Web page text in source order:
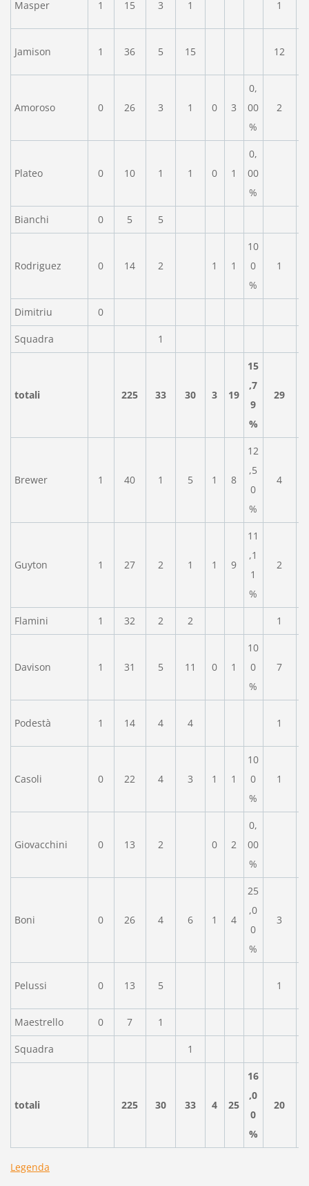
Masper 1 15 3 1 1
Jamison 1 36 5 15 12
Amoroso 0 26 3 1 0 3
0,
00
%
2
Plateo 0 10 1 1 0 1
0,
00
%
Bianchi 0 5 5
Rodriguez 0 14 2 1 1
10
0
%
1
Dimitriu 0
Squadra 1
totali 225 33 30 3 19
15
,7
9
%
29
Brewer 1 40 1 5 1 8
12
,5
0
%
4
Guyton 1 27 2 1 1 9
11
,1
1
%
2
Flamini 1 32 2 2 1
Davison 1 31 5 11 0 1
10
0
%
7
Podestà 1 14 4 4 1
Casoli 0 22 4 3 1 1
10
0
%
1
Giovacchini 0 13 2 0 2
0,
00
%
Boni 0 26 4 6 1 4
25
,0
0
%
3
Pelussi 0 13 5 1
Maestrello 0 7 1
Squadra 1
totali 225 30 33 4 25
16
,0
0
%
20
Legenda